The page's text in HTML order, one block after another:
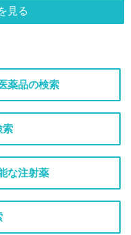
見る
薬品の検索
索
な注射薬